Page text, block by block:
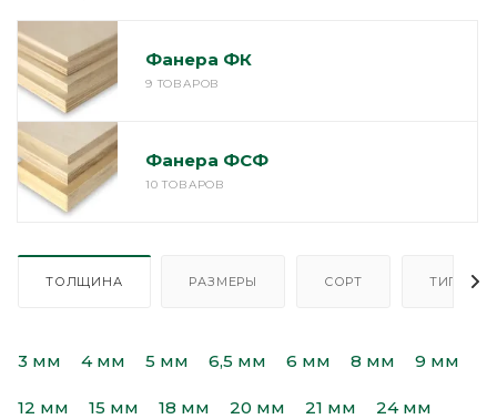
Фанера ФК
9 ТОВАРОВ
Фанера ФСФ
10 ТОВАРОВ
ТОЛЩИНА РАЗМЕРЫ СОРТ ТИП
3 мм 4 мм 5 мм 6,5 мм 6 мм 8 мм 9 мм
12 мм 15 мм 18 мм 20 мм 21 мм 24 мм